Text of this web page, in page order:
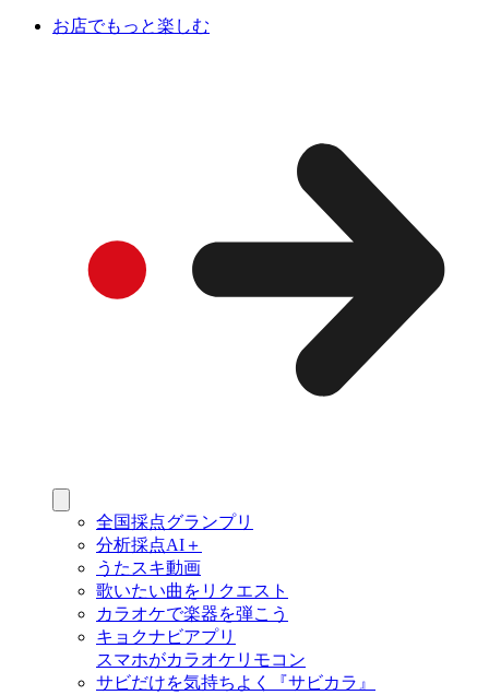
お店でもっと楽しむ
全国採点グランプリ
分析採点AI＋
うたスキ動画
歌いたい曲をリクエスト
カラオケで楽器を弾こう
キョクナビアプリ
スマホがカラオケリモコン
サビだけを気持ちよく『サビカラ』